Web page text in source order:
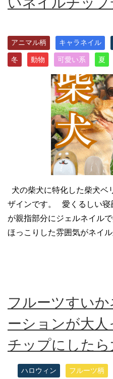
アニマル柄 キャラネイル
冬 動物 可愛い系 夏
犬の柴犬に特化した柴犬ベ
ザインです。 愛くるしい寝
が親指部分にジェルネイル
ほっこりした雰囲気がネイ
フルーツすい
ーションが大
チップにした
ハロウィン フルーツ柄